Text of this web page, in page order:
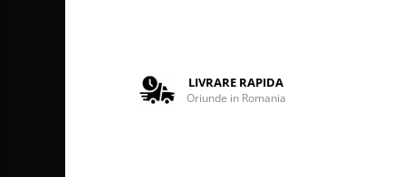
LIVRARE RAPIDA
Oriunde in Romania